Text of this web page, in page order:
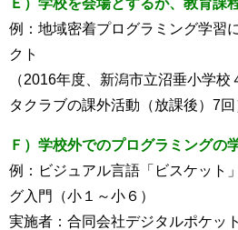
例：地域密着プログラミング学習
クト
（2016年度、新潟市立沼垂小学
タクラブの課外活動（放課後）7回
Ｆ）学校外でのプログラミングの
例：ビジュアル言語「ビスケット
グ入門（小１～小６）
実施者：合同会社デジタルポケッ